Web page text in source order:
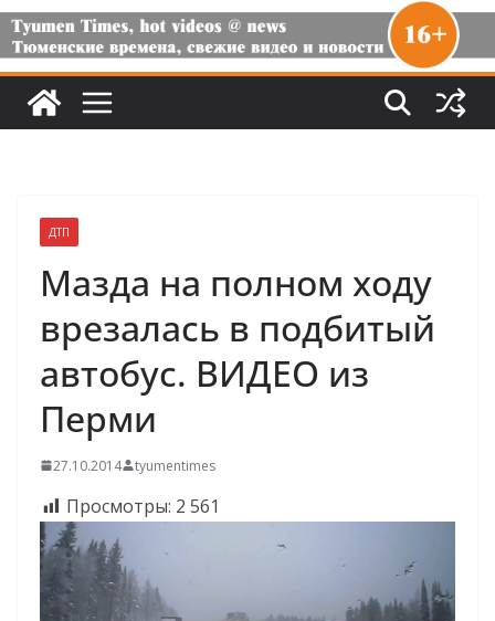
ДТП
Мазда на полном ходу
врезалась в подбитый
автобус. ВИДЕО из
Перми
27.10.2014 tyumentimes
Просмотры: 2 561